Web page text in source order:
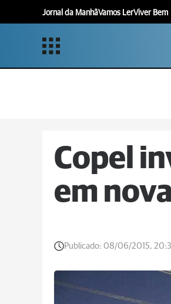
Jornal da ManhãVamos LerViver Bem
Copel
em
Publicado: 08/06/2015,